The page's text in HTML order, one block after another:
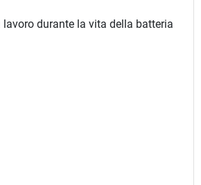
durante la vita della batteria